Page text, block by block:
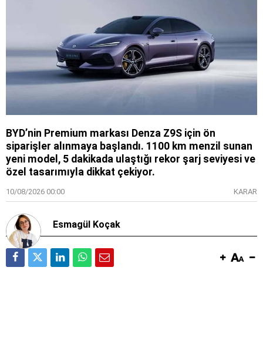
BYD’nin Premium markası Denza Z9S için ön
siparişler alınmaya başlandı. 1100 km menzil sunan
yeni model, 5 dakikada ulaştığı rekor şarj seviyesi ve
özel tasarımıyla dikkat çekiyor.
10/08/2026 00:00 KARAR
Esmagül Koçak